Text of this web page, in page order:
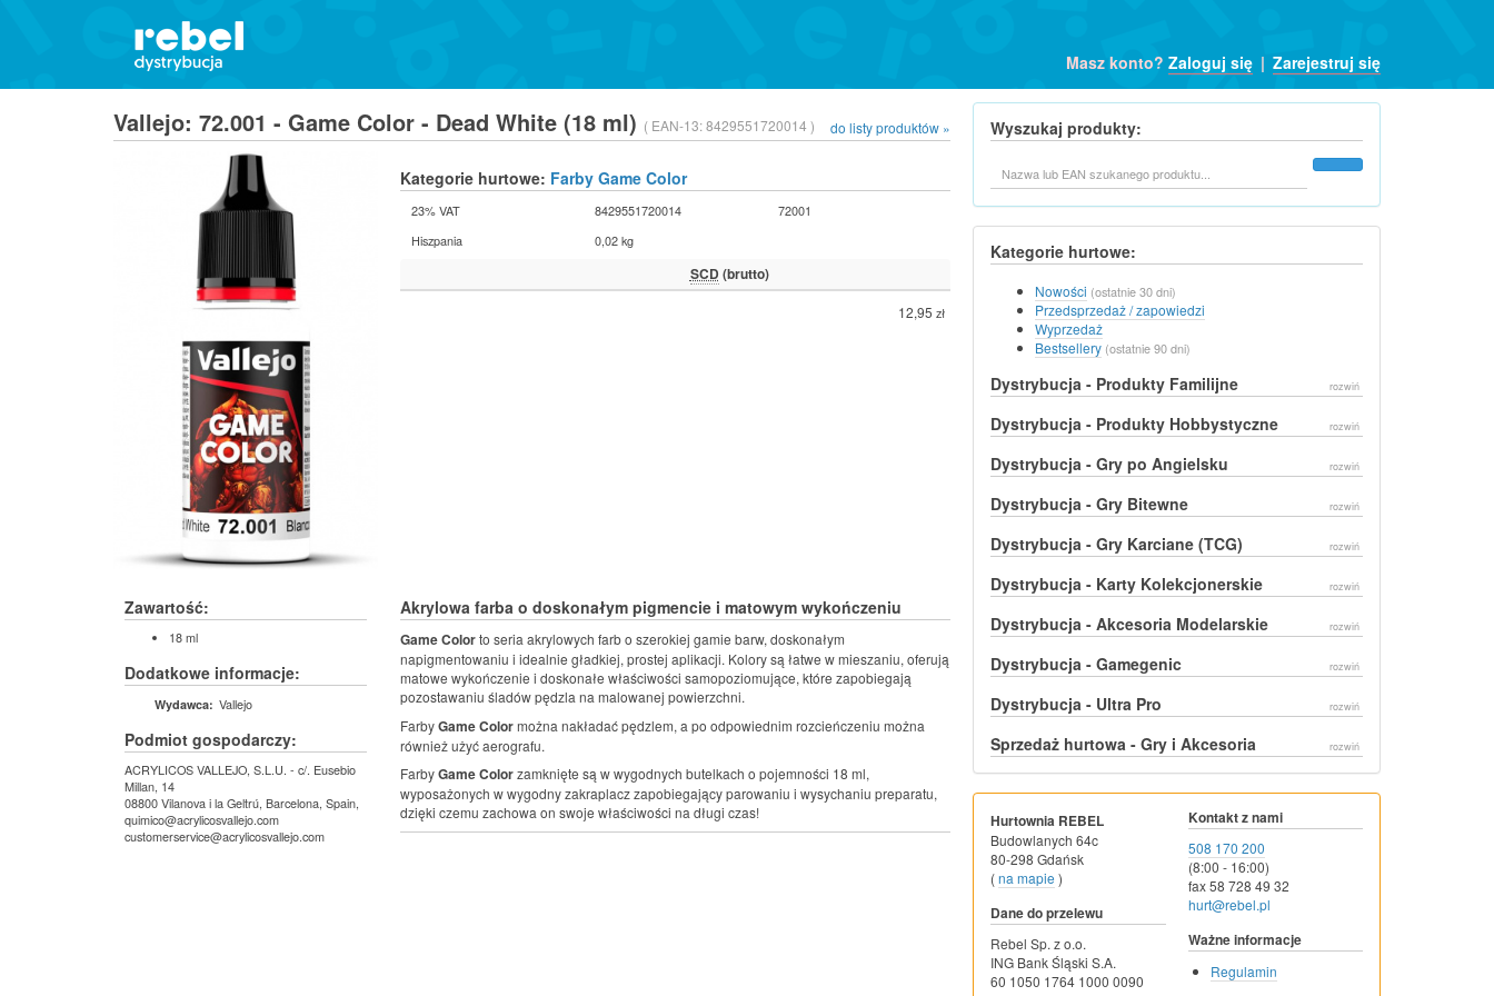
Masz konto? Zaloguj się | Zarejestruj się
Vallejo: 72.001 - Game Color - Dead White (18 ml) ( EAN-13:8429551720014 ) do listy produktów »
Kategorie hurtowe: Farby Game Color
23% VAT 8429551720014
72001
Hiszpania
0,02 kg
SCD (brutto)
12,95 zł
Zawartość:
18 ml
Dodatkowe informacje:
Wydawca: Vallejo
Podmiot gospodarczy:
ACRYLICOS VALLEJO, S.L.U. - c/. Eusebio
Millan, 14
08800 Vilanova i la Geltrú, Barcelona, Spain,
quimico@acrylicosvallejo.com
customerservice@acrylicosvallejo.com
Akrylowa farba o doskonałym pigmencie i matowym wykończeniu
Game Colorto seria akrylowych farb o szerokiej gamie barw, doskonałym
napigmentowaniu i idealnie gładkiej, prostej aplikacji. Kolory są łatwe w mieszaniu, oferują
matowe wykończenie i doskonałe właściwości samopoziomujące, które zapobiegają
pozostawaniu śladów pędzla na malowanej powierzchni.
FarbyGame Colormożna nakładać pędzlem, a po odpowiednim rozcieńczeniu można
również użyć aerografu.
FarbyGame Colorzamknięte są w wygodnych butelkach o pojemności 18 ml,
wyposażonych w wygodny zakraplacz zapobiegający parowaniu i wysychaniu preparatu,
dzięki czemu zachowa on swoje właściwości na długi czas!
Wyszukaj produkty:
Kategorie hurtowe:
Nowości (ostatnie 30 dni)
Przedsprzedaż / zapowiedzi
Wyprzedaż
Bestsellery (ostatnie 90 dni)
Dystrybucja - Produkty Familijne rozwiń
Dystrybucja - Produkty Hobbystyczne rozwiń
Dystrybucja - Gry po Angielsku rozwiń
Dystrybucja - Gry Bitewne rozwiń
Dystrybucja - Gry Karciane (TCG) rozwiń
Dystrybucja - Karty Kolekcjonerskie rozwiń
Dystrybucja - Akcesoria Modelarskie rozwiń
Dystrybucja - Gamegenic rozwiń
Dystrybucja - Ultra Pro rozwiń
Sprzedaż hurtowa - Gry i Akcesoria rozwiń
Hurtownia REBEL
Budowlanych 64c
80-298 Gdańsk
(na mapie )
Dane do przelewu
Rebel Sp. z o.o.
ING Bank Śląski S.A.
60 1050 1764 1000 0090
Kontakt z nami
508 170 200
(8:00 - 16:00)
fax 58 728 49 32
hurt@rebel.pl
Ważne informacje
Regulamin